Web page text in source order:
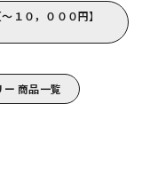
０，０００円】
商品一覧